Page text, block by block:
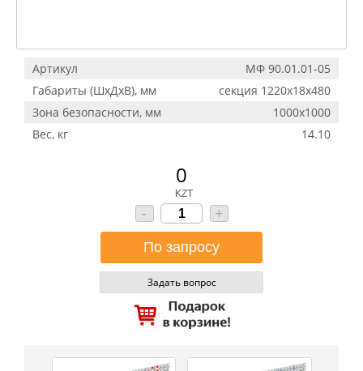
Артикул
МФ 90.01.01-05
Габариты (ШхДхВ), мм
секция 1220х18х480
Зона безопасности, мм
1000x1000
Вес, кг
14.10
0
KZT
- +
Задать вопрос